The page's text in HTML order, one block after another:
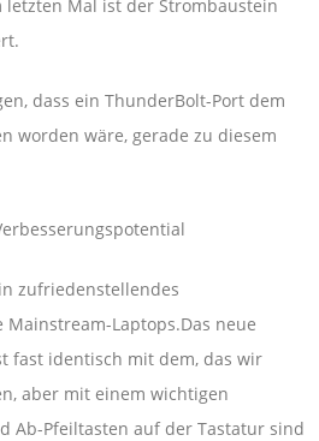
Mal ist der Strombaustein
dass ein ThunderBolt-Port dem
worden wäre, gerade zu diesem
zufriedenstellendes
Laptops.Das neue
fast identisch mit dem, das wir
aber mit einem wichtigen
Ab-Pfeiltasten auf der Tastatur sind